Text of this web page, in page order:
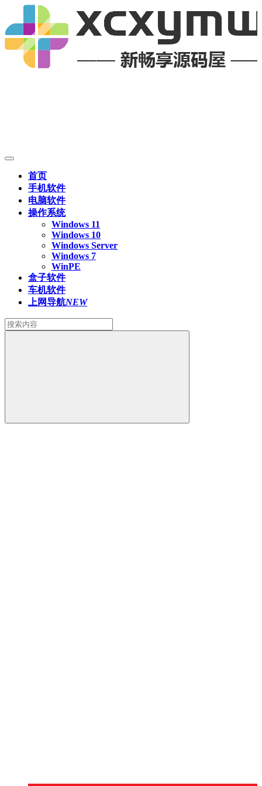
首页
手机软件
电脑软件
操作系统
Windows 11
Windows 10
Windows Server
Windows 7
WinPE
盒子软件
车机软件
上网导航NEW